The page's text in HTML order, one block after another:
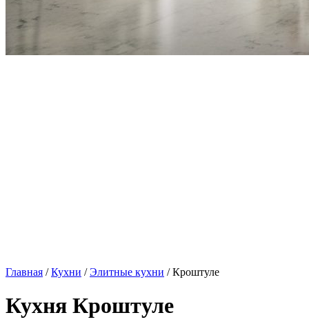
Главная /Кухни /Элитные кухни / Кроштуле
Кухня Кроштуле